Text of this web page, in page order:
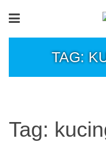
TAG:
Tag: